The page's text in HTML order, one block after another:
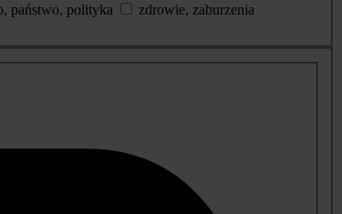
państwo, polityka
zdrowie, zaburzenia